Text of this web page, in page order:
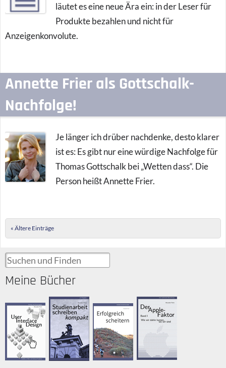
läutet es eine neue Ära ein: in der Leser für
Produkte bezahlen und nicht für
Anzeigenkonvolute.
Annette Frier als Gottschalk-
Nachfolge!
Je länger ich drüber nachdenke, desto klarer
ist es: Es gibt nur eine würdige Nachfolge für
Thomas Gottschalk bei „Wetten dass“. Die
Person heißt Annette Frier.
Post navigation
« Ältere Einträge
Suchen und Finden
Meine Bücher
User Interface
Design
Studienarbeit
schreiben
Erfolgreich
scheitern
Der Apple-
Faktor